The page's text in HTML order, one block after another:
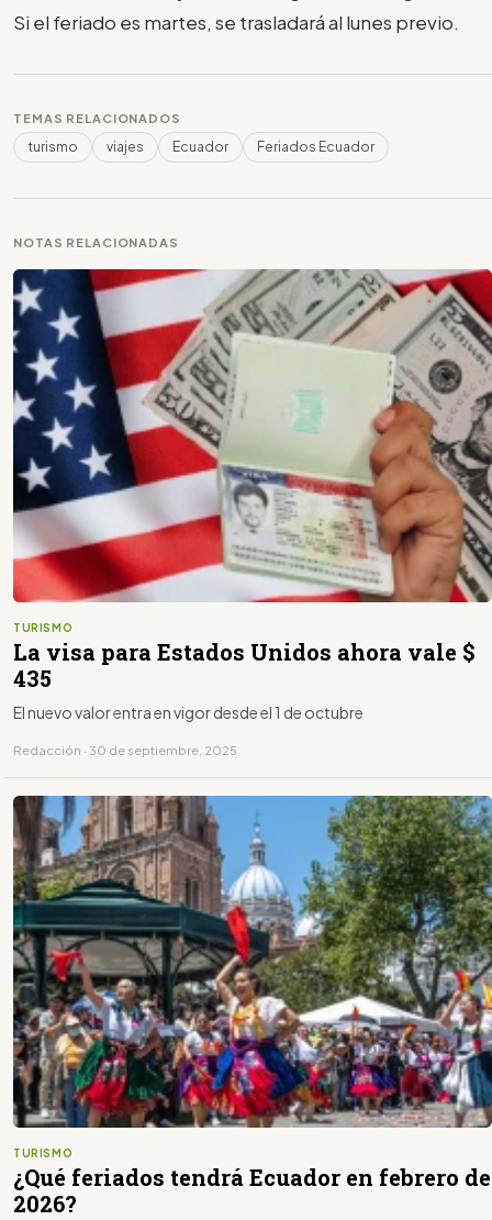
Si el feriado es martes, se trasladará al lunes previo.
TEMAS RELACIONADOS
turismo viajes Ecuador Feriados Ecuador
NOTAS RELACIONADAS
TURISMO
La visa para Estados Unidos ahora vale $
435
El nuevo valor entra en vigor desde el 1 de octubre
Redacción · 30 de septiembre, 2025
TURISMO
¿Qué feriados tendrá Ecuador en febrero de
2026?